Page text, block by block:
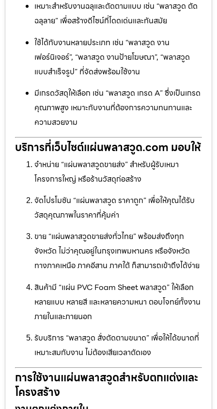
เหมาะสำหรับงานฉลุและตัดตามแบบ เช่น “พลาสวูด ตัด
ฉลุลาย” เพื่อสร้างดีไซน์ที่โดดเด่นและทันสมัย
ใช้ได้กับงานหลายประเภท เช่น “พลาสวูด งาน
เฟอร์นิเจอร์”, “พลาสวูด งานป้ายโฆษณา”, “พลาสวูด
แบบสำเร็จรูป” ที่จัดส่งพร้อมใช้งาน
มีเกรดวัสดุให้เลือก เช่น “พลาสวูด เกรด A” ซึ่งเป็นเกรด
คุณภาพสูง เหมาะกับงานที่ต้องการความทนทานและ
ความสวยงาม
บริการที่เว็บไซต์แผ่นพลาสวูด.com มอบให้
จำหน่าย “แผ่นพลาสวูดขายส่ง” สำหรับผู้รับเหมา
โครงการใหญ่ หรือร้านวัสดุก่อสร้าง
จัดโปรโมชัน “แผ่นพลาสวูด ราคาถูก” เพื่อให้คุณได้รับ
วัสดุคุณภาพในราคาที่คุ้มค่า
ขาย “แผ่นพลาสวูดขายส่งทั่วไทย” พร้อมส่งถึงทุก
จังหวัด ไม่ว่าคุณอยู่ในกรุงเทพมหานคร หรือจังหวัด
ทางภาคเหนือ ภาคอีสาน ภาคใต้ ก็สามารถเข้าถึงได้ง่าย
สินค้ามี “แผ่น PVC Foam Sheet พลาสวูด” ให้เลือก
หลายแบบ หลายสี และหลายความหนา ตอบโจทย์ทั้งงาน
ภายในและภายนอก
รับบริการ “พลาสวูด สั่งตัดตามขนาด” เพื่อให้ได้ขนาดที่
เหมาะสมกับงาน ไม่ต้องเสียเวลาตัดเอง
การใช้งานแผ่นพลาสวูดสำหรับตกแต่งและ
โครงสร้าง